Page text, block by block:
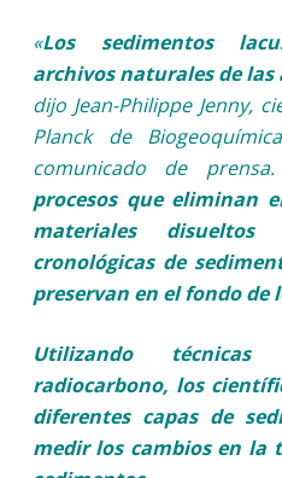
«Los sedimentos
archivos naturales de las
dijo Jean-Philippe Jenny,
Planck de
comunicado de
procesos que eliminan
materiales
cronológicas de
preservan en el fondo de
Utilizando
radiocarbono, los
diferentes capas de
medir los cambios en la